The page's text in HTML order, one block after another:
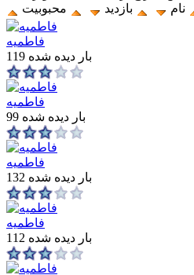
نام بازدید محبوبیت
فاطمیه
119 بار دیده شده
فاطمیه
99 بار دیده شده
فاطمیه
132 بار دیده شده
فاطمیه
112 بار دیده شده